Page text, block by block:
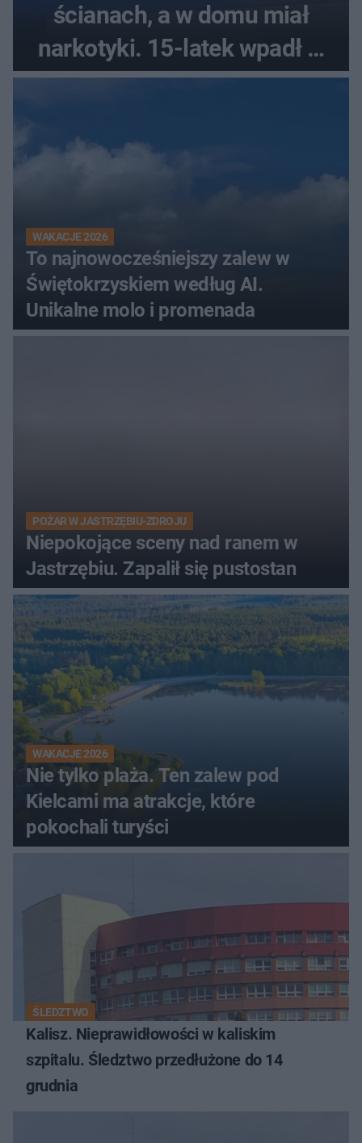
ścianach, a w domu miał
narkotyki. 15-latek wpadł w
ręce policjantów
WAKACJE 2026
To najnowocześniejszy zalew w
Świętokrzyskiem według AI.
Unikalne molo i promenada
POŻAR W JASTRZĘBIU-ZDROJU
Niepokojące sceny nad ranem w
Jastrzębiu. Zapalił się pustostan
WAKACJE 2026
Nie tylko plaża. Ten zalew pod
Kielcami ma atrakcje, które
pokochali turyści
ŚLEDZTWO
Kalisz. Nieprawidłowości w kaliskim
szpitalu. Śledztwo przedłużone do 14
grudnia